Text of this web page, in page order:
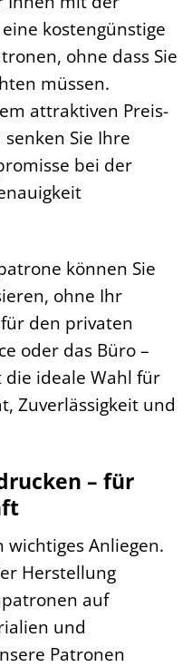
kostengünstige
ohne dass Sie
müssen.
attraktiven Preis-
Sie Ihre
bei der
können Sie
ohne Ihr
den privaten
oder das Büro –
ideale Wahl für
Zuverlässigkeit und
– für
Anliegen.
Herstellung
auf
und
Patronen